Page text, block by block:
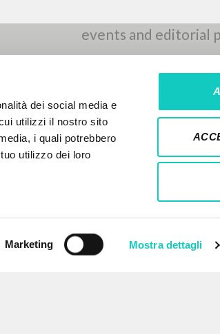
dei social media e
utilizzi il nostro sito
i quali potrebbero
utilizzo dei loro
Marketing Mostra dettagli
NEWSLETTER